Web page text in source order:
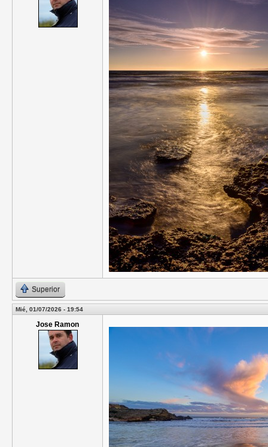
Superior
Mié, 01/07/2026 - 19:54
Jose Ramon